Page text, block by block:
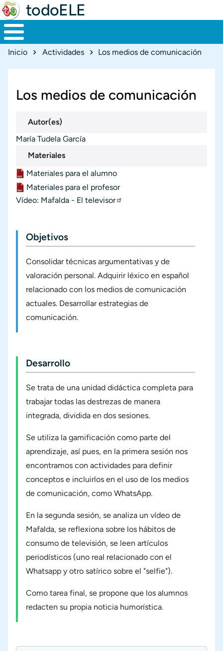
todoELE
Ruta de navegación
Inicio Actividades Los medios de comunicación
Los medios de comunicación
Autor(es)
María Tudela García
Materiales
Materiales
Documento
Materiales para el alumno
Documento
Materiales para el profesor
Materiales externos
Vídeo: Mafalda - El televisor
Objetivos
Consolidar técnicas argumentativas y de
valoración personal. Adquirir léxico en español
relacionado con los medios de comunicación
actuales. Desarrollar estrategias de
comunicación.
Desarrollo
Se trata de una unidad didáctica completa para
trabajar todas las destrezas de manera
integrada, dividida en dos sesiones.
Se utiliza la gamificación como parte del
aprendizaje, así pues, en la primera sesión nos
encontramos con actividades para definir
conceptos e incluirlos en el uso de los medios
de comunicación, como WhatsApp.
En la segunda sesión, se analiza un vídeo de
Mafalda, se reflexiona sobre los hábitos de
consumo de televisión, se leen artículos
periodísticos (uno real relacionado con el
Whatsapp y otro satírico sobre el "selfie").
Como tarea final, se propone que los alumnos
redacten su propia noticia humorística.